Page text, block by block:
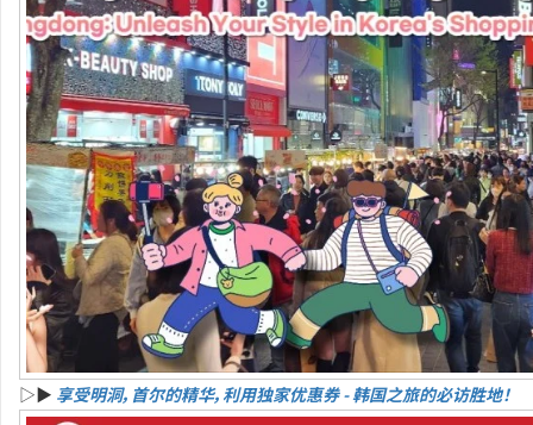
▷▶ 享受明洞，首尔的精华，利用独家优惠券 - 韩国之旅的必访胜地！